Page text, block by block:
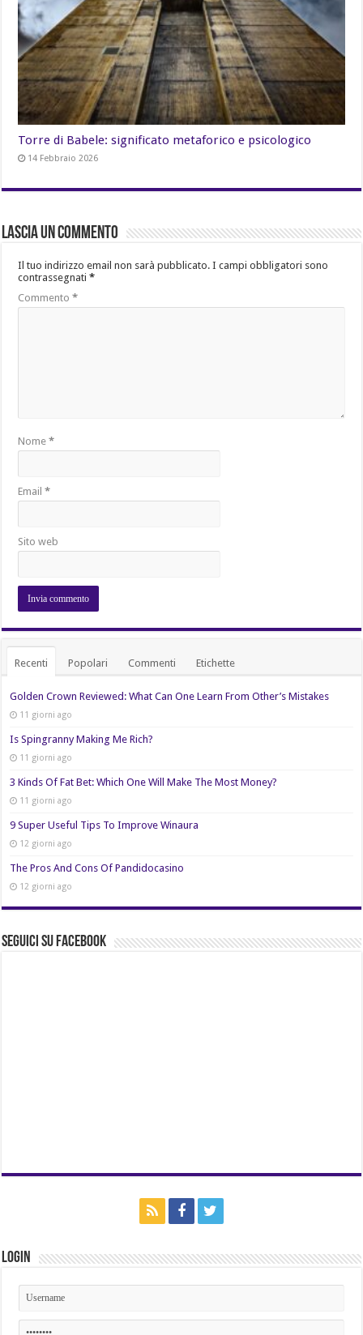
Torre di Babele: significato metaforico e psicologico
14 Febbraio 2026
Lascia un commento
Il tuo indirizzo email non sarà pubblicato. I campi obbligatori sono
contrassegnati*
Commento*
Nome*
Email*
Sito web
Recenti Popolari Commenti Etichette
Golden Crown Reviewed: What Can One Learn From Other’s Mistakes
11 giorni ago
Is Spingranny Making Me Rich?
11 giorni ago
3 Kinds Of Fat Bet: Which One Will Make The Most Money?
11 giorni ago
9 Super Useful Tips To Improve Winaura
12 giorni ago
The Pros And Cons Of Pandidocasino
12 giorni ago
Seguici su Facebook
Login